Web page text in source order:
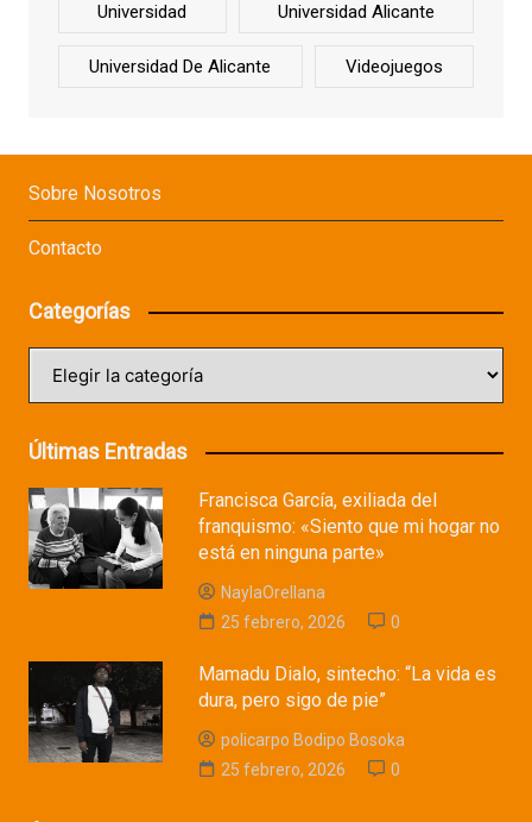
Universidad Universidad Alicante
Universidad De Alicante Videojuegos
Sobre Nosotros
Contacto
Categorías
Últimas Entradas
Francisca García, exiliada del
franquismo: «Siento que mi hogar no
está en ninguna parte»
NaylaOrellana
25 febrero, 2026
0
Mamadu Dialo, sintecho: “La vida es
dura, pero sigo de pie”
policarpo Bodipo Bosoka
25 febrero, 2026
0